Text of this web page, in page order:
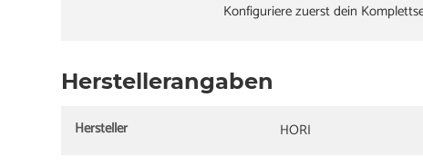
Konfiguriere zuerst dein
Herstellerangaben
Hersteller HORI